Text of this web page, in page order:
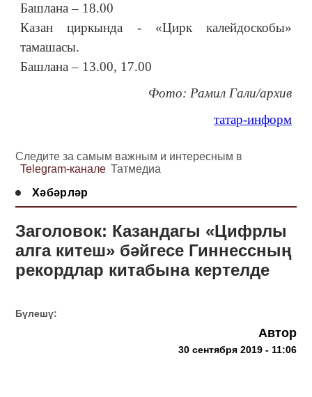
Башлана – 18.00
Казан циркында - «Цирк калейдоскобы»
тамашасы.
Башлана – 13.00, 17.00
Фото: Рамил Гали/архив
татар-информ
Следите за самым важным и интересным в
Telegram-канале Татмедиа
Хәбәрләр
Заголовок: Казандагы «Цифрлы
алга китеш» бәйгесе Гиннессның
рекордлар китабына кертелде
Бүлешү:
Автор
30 сентября 2019 - 11:06